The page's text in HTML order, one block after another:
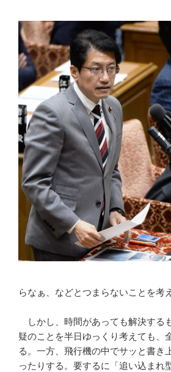
らなぁ、などとつまらないことを考
しかし、時間があっても解決する
疑のことを半日ゆっくり考えても、
る。一方、飛行機の中でサッと書き
ったりする。要するに「追い込まれ